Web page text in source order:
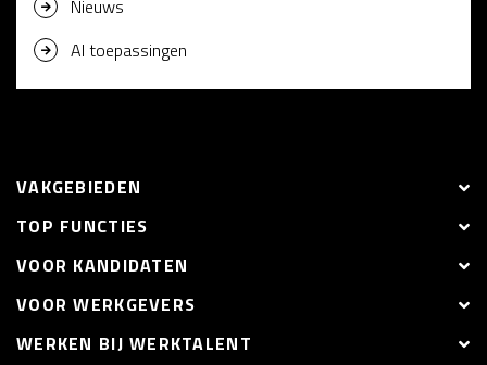
Nieuws
AI toepassingen
VAKGEBIEDEN
TOP FUNCTIES
VOOR KANDIDATEN
VOOR WERKGEVERS
WERKEN BIJ WERKTALENT